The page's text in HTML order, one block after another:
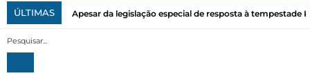
ÚLTIMAS Apesar da legislação especial de resposta à tempestade